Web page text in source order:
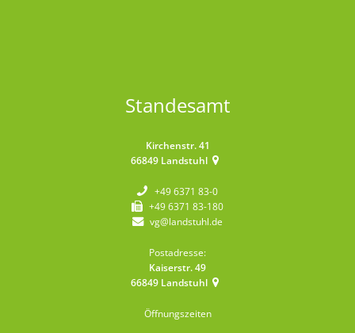
Standesamt
Kirchenstr. 41
66849 Landstuhl
+49 6371 83-0
+49 6371 83-180
vg@landstuhl.de
Postadresse:
Kaiserstr. 49
66849 Landstuhl
Öffnungszeiten